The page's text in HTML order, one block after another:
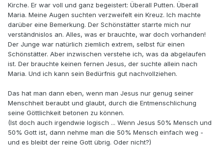
Kirche. Er war voll und ganz begeistert: Überall Putten. Überall
Maria. Meine Augen suchten verzweifelt ein Kreuz. Ich machte
darüber eine Bemerkung. Der Schönstätter starrte mich nur
verständnislos an. Alles, was er brauchte, war doch vorhanden!
Der Junge war natürlich ziemlich extrem, selbst für einen
Schönstätter. Aber inzwischen verstehe ich, was da abgelaufen
ist. Der brauchte keinen fernen Jesus, der suchte allein nach
Maria. Und ich kann sein Bedürfnis gut nachvollziehen.
Das hat man dann eben, wenn man Jesus nur genug seiner
Menschheit beraubt und glaubt, durch die Entmenschlichung
seine Göttlichkeit betonen zu können.
(Ist doch auch irgendwie logisch ... Wenn Jesus 50% Mensch und
50% Gott ist, dann nehme man die 50% Mensch einfach weg -
und es bleibt der reine Gott übrig. Oder nicht?)